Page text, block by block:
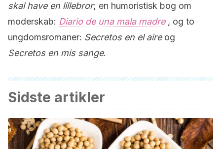
skal have en lillebror; en humoristisk bog om
moderskab: Diario de una mala madre, og to
ungdomsromaner: Secretos en el aireog
Secretos en mis sange.
Sidste artikler